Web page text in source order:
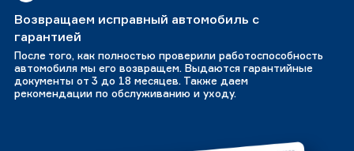
Возвращаем исправный автомобиль с
гарантией
После того, как полностью проверили работоспособность
автомобиля мы его возвращем. Выдаются гарантийные
документы от 3 до 18 месяцев. Также даем
рекомендации по обслуживанию и уходу.